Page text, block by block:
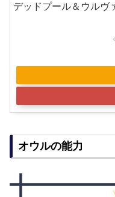
デッドプール＆ウル
オウルの能力